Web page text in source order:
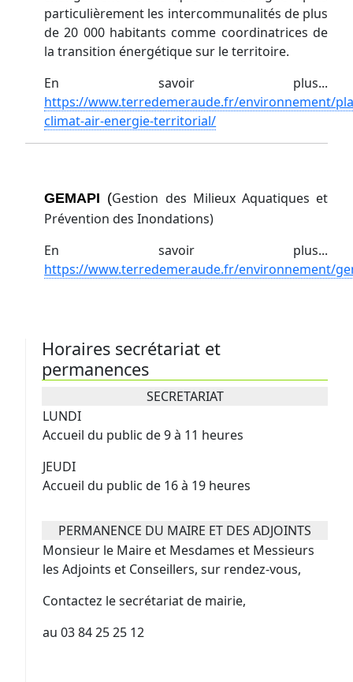
particulièrement les intercommunalités de plus
de 20 000 habitants comme coordinatrices de
la transition énergétique sur le territoire.
En savoir plus...
https://www.terredemeraude.fr/environnement/
climat-air-energie-territorial/
GEMAPI (Gestion des Milieux Aquatiques et
Prévention des Inondations)
En savoir plus...
https://www.terredemeraude.fr/environnement/
Horaires secrétariat et
permanences
SECRETARIAT
LUNDI
Accueil du public de 9 à 11 heures
JEUDI
Accueil du public de 16 à 19 heures
PERMANENCE DU MAIRE ET DES ADJOINTS
Monsieur le Maire et Mesdames et Messieurs
les Adjoints et Conseillers, sur rendez-vous,
Contactez le secrétariat de mairie,
au 03 84 25 25 12